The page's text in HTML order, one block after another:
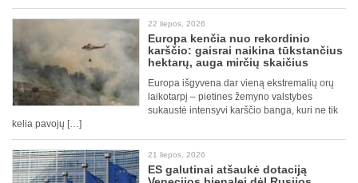
22 liepos, 2026
Europa kenčia nuo rekordinio
karščio: gaisrai naikina tūkstančius
hektarų, auga mirčių skaičius
Europa išgyvena dar vieną ekstremalių orų
laikotarpį – pietines žemyno valstybes
sukaustė intensyvi karščio banga, kuri ne tik
kelia pavojų […]
21 liepos, 2026
ES galutinai atšaukė dotaciją